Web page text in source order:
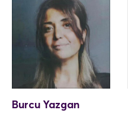
Burcu Yazgan